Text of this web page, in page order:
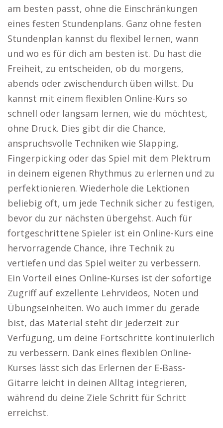
am besten passt, ohne die Einschränkungen
eines festen Stundenplans. Ganz ohne festen
Stundenplan kannst du flexibel lernen, wann
und wo es für dich am besten ist. Du hast die
Freiheit, zu entscheiden, ob du morgens,
abends oder zwischendurch üben willst. Du
kannst mit einem flexiblen Online-Kurs so
schnell oder langsam lernen, wie du möchtest,
ohne Druck. Dies gibt dir die Chance,
anspruchsvolle Techniken wie Slapping,
Fingerpicking oder das Spiel mit dem Plektrum
in deinem eigenen Rhythmus zu erlernen und zu
perfektionieren. Wiederhole die Lektionen
beliebig oft, um jede Technik sicher zu festigen,
bevor du zur nächsten übergehst. Auch für
fortgeschrittene Spieler ist ein Online-Kurs eine
hervorragende Chance, ihre Technik zu
vertiefen und das Spiel weiter zu verbessern.
Ein Vorteil eines Online-Kurses ist der sofortige
Zugriff auf exzellente Lehrvideos, Noten und
Übungseinheiten. Wo auch immer du gerade
bist, das Material steht dir jederzeit zur
Verfügung, um deine Fortschritte kontinuierlich
zu verbessern. Dank eines flexiblen Online-
Kurses lässt sich das Erlernen der E-Bass-
Gitarre leicht in deinen Alltag integrieren,
während du deine Ziele Schritt für Schritt
erreichst.